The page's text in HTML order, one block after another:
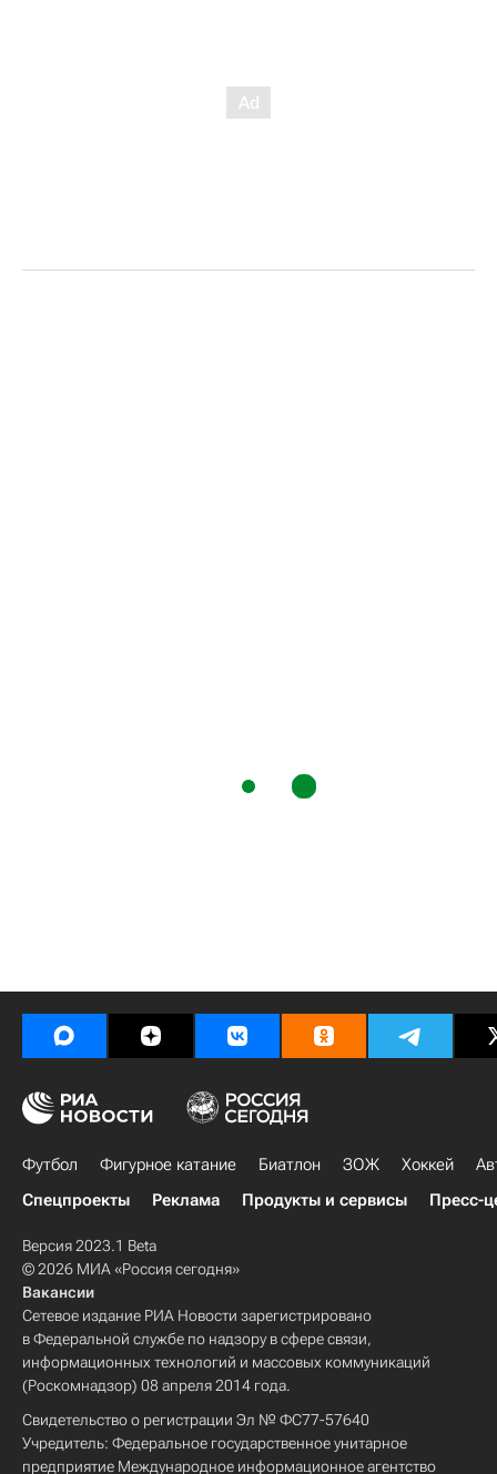
Футбол Фигурное катание Биатлон ЗОЖ Хоккей
Спецпроекты
Реклама Продукты и сервисы Пресс-
Версия 2023.1 Beta
© 2026 МИА «Россия сегодня»
Вакансии
Сетевое издание РИА Новости зарегистрировано
в Федеральной службе по надзору в сфере связи,
информационных технологий и массовых коммуникаций
(Роскомнадзор) 08 апреля 2014 года.
Свидетельство о регистрации Эл № ФС77-57640
Учредитель: Федеральное государственное унитарное
предприятие Международное информационное агентство